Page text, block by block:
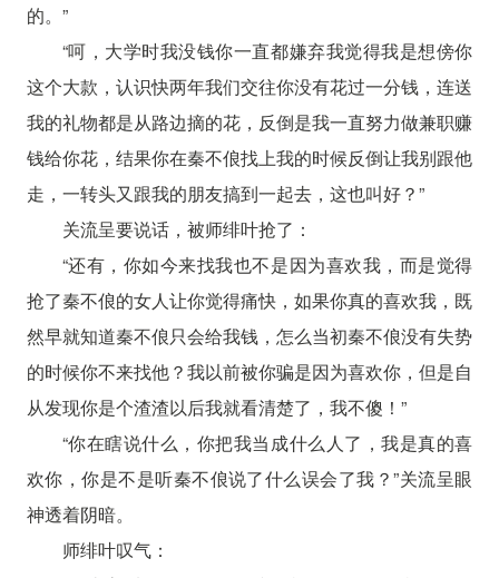
的。”
“呵，大学时我没钱你一直都嫌弃我觉得我是想傍你
这个大款，认识快两年我们交往你没有花过一分钱，连送
我的礼物都是从路边摘的花，反倒是我一直努力做兼职赚
钱给你花，结果你在秦不俍找上我的时候反倒让我别跟他
走，一转头又跟我的朋友搞到一起去，这也叫好？”
关流呈要说话，被师绯叶抢了：
“还有，你如今来找我也不是因为喜欢我，而是觉得
抢了秦不俍的女人让你觉得痛快，如果你真的喜欢我，既
然早就知道秦不俍只会给我钱，怎么当初秦不俍没有失势
的时候你不来找他？我以前被你骗是因为喜欢你，但是自
从发现你是个渣渣以后我就看清楚了，我不傻！”
“你在瞎说什么，你把我当成什么人了，我是真的喜
欢你，你是不是听秦不俍说了什么误会了我？”关流呈眼
神透着阴暗。
师绯叶叹气：